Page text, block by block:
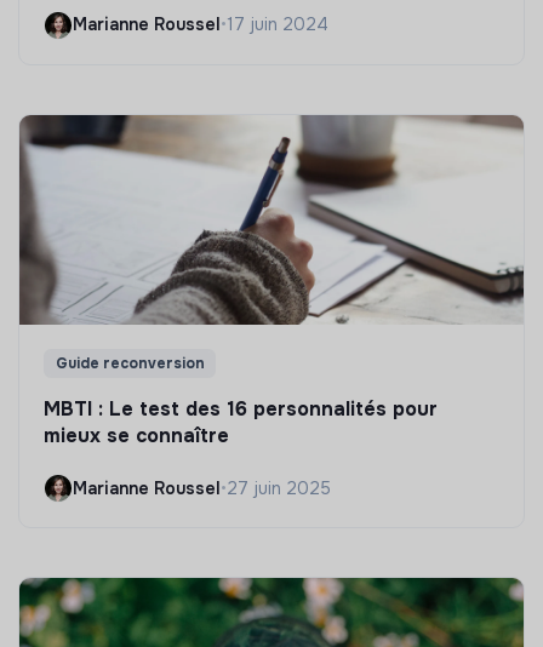
Marianne Roussel•17 juin 2024
Guide reconversion
MBTI : Le test des 16 personnalités pour
mieux se connaître
Marianne Roussel•27 juin 2025